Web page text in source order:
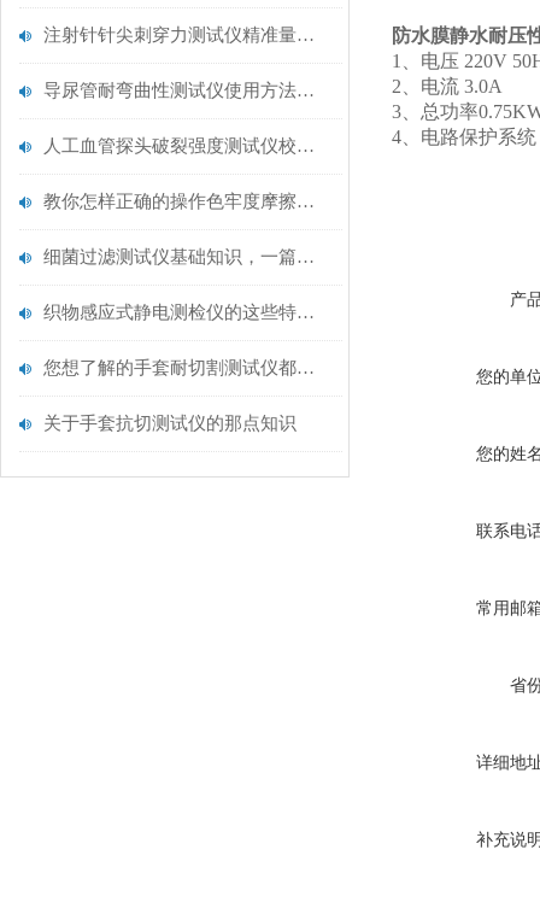
注射针针尖刺穿力测试仪精准量化针尖锋利度，构筑临床安全防线
导尿管耐弯曲性测试仪使用方法与操作规范
人工血管探头破裂强度测试仪校准规范：精准赋能医疗安全的技术基准
教你怎样正确的操作色牢度摩擦测试机
细菌过滤测试仪基础知识，一篇搞定
织物感应式静电测检仪的这些特点很少有人都知道
您想了解的手套耐切割测试仪都在这里了
关于手套抗切测试仪的那点知识
防水膜静水耐压
1
、电压 220V
2 、电流 3.0A
3 、总功率
4 、电路保护系
产
您的单
您的姓
联系电
常用邮
省
详细地
补充说